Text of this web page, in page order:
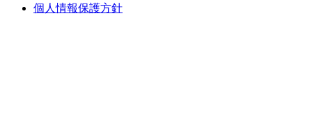
個人情報保護方針